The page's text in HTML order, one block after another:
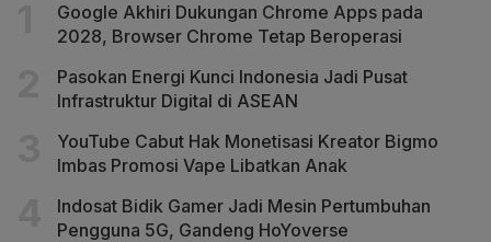
Google Akhiri Dukungan Chrome Apps pada
2028, Browser Chrome Tetap Beroperasi
Pasokan Energi Kunci Indonesia Jadi Pusat
Infrastruktur Digital di ASEAN
YouTube Cabut Hak Monetisasi Kreator Bigmo
Imbas Promosi Vape Libatkan Anak
Indosat Bidik Gamer Jadi Mesin Pertumbuhan
Pengguna 5G, Gandeng HoYoverse